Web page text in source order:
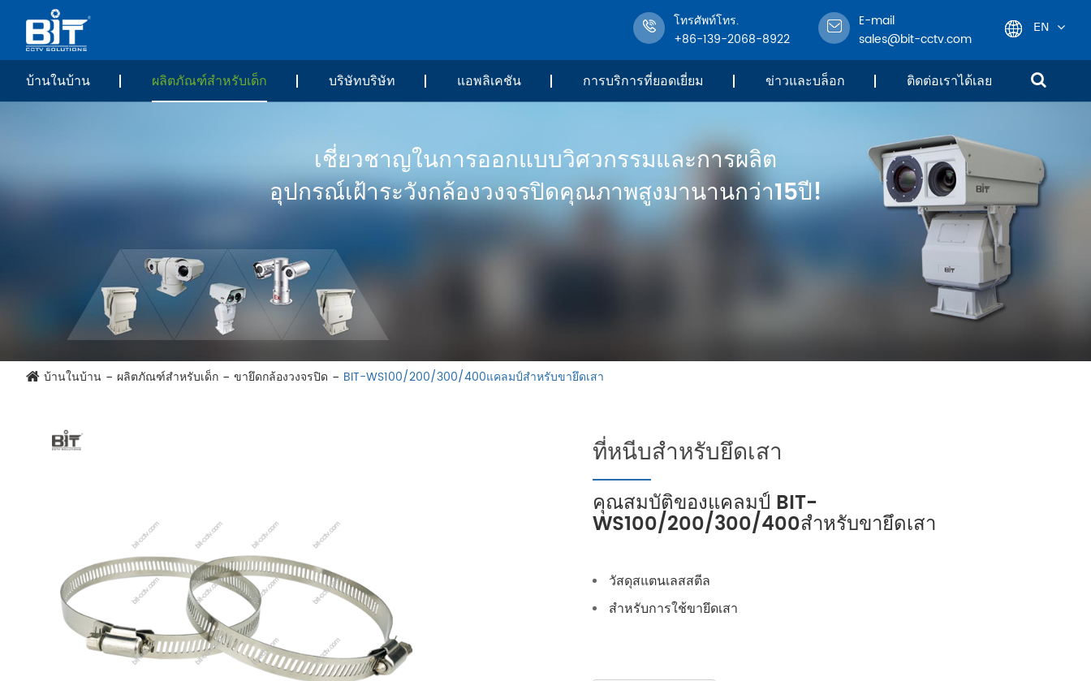
โทรศัพท์โทร.
+86-139-2068-8922
E-mail
sales@bit-cctv.com
EN
English
한국어
français
Deutsch
Español
บ้านในบ้าน ผลิตภัณฑ์สำหรับเด็ก บริษัทบริษัท แอพลิเคชัน การบริการที่ยอดเยี่ยม ข่าวและบล็อก ติดต่อเราได้เลย
เชี่ยวชาญในการออกแบบวิศวกรรมและการผลิต
อุปกรณ์เฝ้าระวังกล้องวงจรปิดคุณภาพสูงมานานกว่า15ปี!
บ้านในบ้าน ผลิตภัณฑ์สำหรับเด็ก ขายึดกล้องวงจรปิด BIT-WS100/200/300/400แคลมป์สำหรับขายึดเสา
ที่หนีบสำหรับยึดเสา
คุณสมบัติของแคลมป์ BIT-
WS100/200/300/400สำหรับขายึดเสา
วัสดุสแตนเลสสตีล
สำหรับการใช้ขายึดเสา